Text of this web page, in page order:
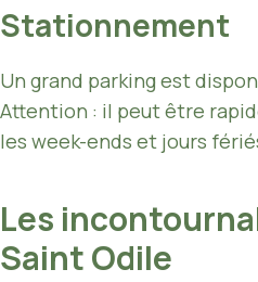
Stationnement
Un grand parking est
Attention : il peut être
les week-ends et jours
Les
Saint Odile